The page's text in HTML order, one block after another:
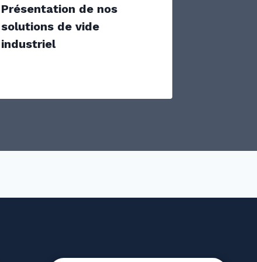
Présentation de nos
solutions de vide
industriel